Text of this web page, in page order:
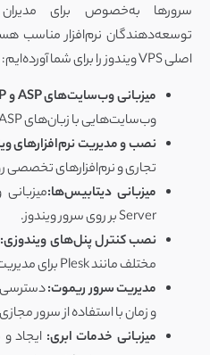
سرورها به‌خصوص برای
توسعه‌دهندگان نرم‌افزار مناسب
اصلی VPS ویندوز را برای شما آورده‌ایم:
میزبانی وب‌سایت‌های ASP و PHP:
وب‌سایت‌هایی با زبان‌های ASP و PHP را به راحتی میزبانی کنید.
نصب و مدیریت نرم‌افزارهای
تجاری و نرم‌افزارهای تخصصی
میزبانی دیتابیس‌ها:
Server بر روی سرور ویندوز.
نصب کنترل پنل‌های ویندوزی:
مختلف مانند Plesk برای مدیریت سرورهای ویندوز.
مدیریت سرور ریموت:دسترسی
و زمان با استفاده از سرور
میزبانی خدمات ابری: ایجاد